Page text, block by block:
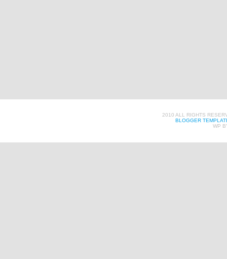
2010 ALL RIGHTS
BLOGGER
WP